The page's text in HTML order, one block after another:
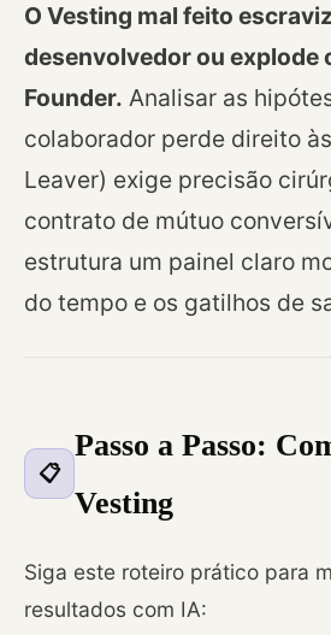
O Vesting mal feito
desenvolvedor ou explode
Founder. Analisar as
colaborador perde direito
Leaver) exige precisão
contrato de mútuo
estrutura um painel claro
do tempo e os gatilhos de
📋
Passo a Passo:
Vesting
Siga este roteiro prático para
resultados com IA: